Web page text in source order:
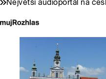
Největší audioportál na